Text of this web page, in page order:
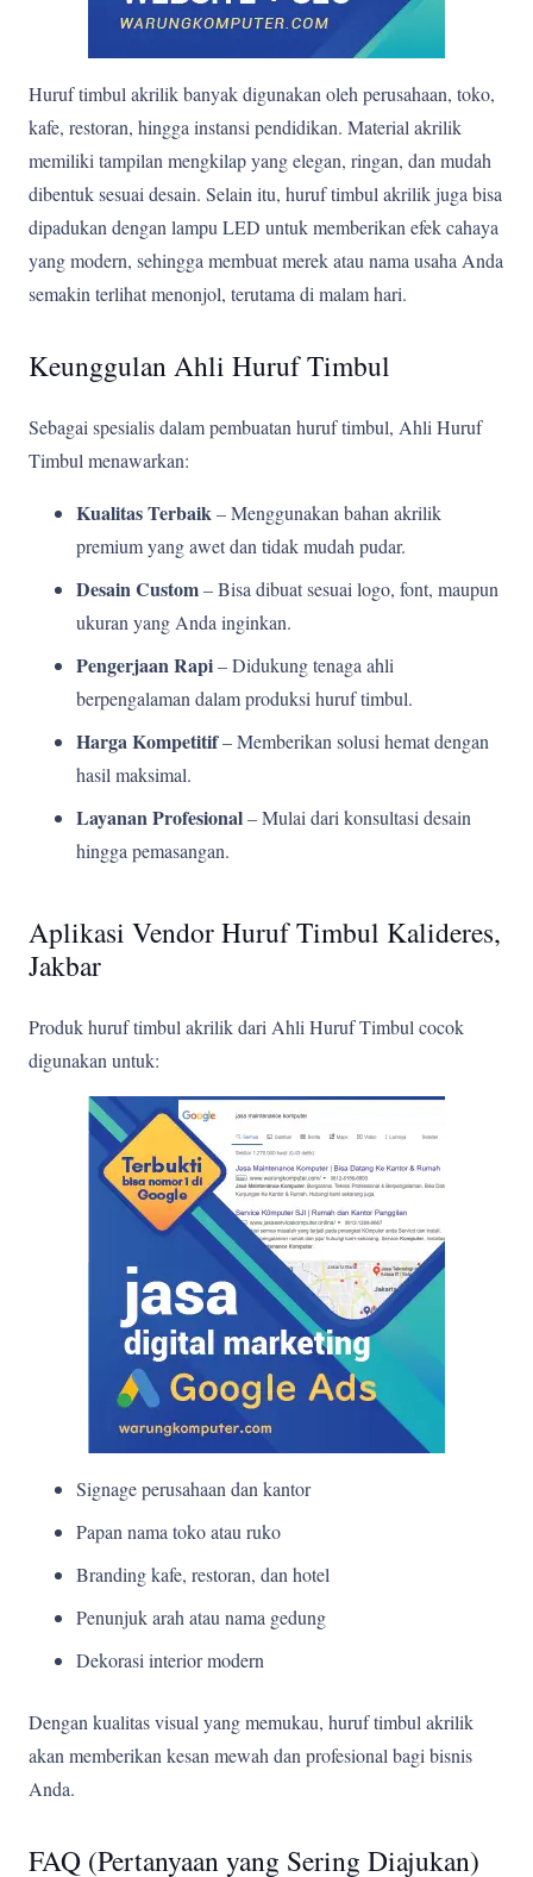
Huruf timbul akrilik banyak digunakan oleh perusahaan, toko,
kafe, restoran, hingga instansi pendidikan. Material akrilik
memiliki tampilan mengkilap yang elegan, ringan, dan mudah
dibentuk sesuai desain. Selain itu, huruf timbul akrilik juga bisa
dipadukan dengan lampu LED untuk memberikan efek cahaya
yang modern, sehingga membuat merek atau nama usaha Anda
semakin terlihat menonjol, terutama di malam hari.
Keunggulan Ahli Huruf Timbul
Sebagai spesialis dalam pembuatan huruf timbul, Ahli Huruf
Timbul menawarkan:
Kualitas Terbaik– Menggunakan bahan akrilik
premium yang awet dan tidak mudah pudar.
Desain Custom– Bisa dibuat sesuai logo, font, maupun
ukuran yang Anda inginkan.
Pengerjaan Rapi– Didukung tenaga ahli
berpengalaman dalam produksi huruf timbul.
Harga Kompetitif– Memberikan solusi hemat dengan
hasil maksimal.
Layanan Profesional– Mulai dari konsultasi desain
hingga pemasangan.
Aplikasi Vendor Huruf Timbul Kalideres,
Jakbar
Produk huruf timbul akrilik dari Ahli Huruf Timbul cocok
digunakan untuk:
Signage perusahaan dan kantor
Papan nama toko atau ruko
Branding kafe, restoran, dan hotel
Penunjuk arah atau nama gedung
Dekorasi interior modern
Dengan kualitas visual yang memukau, huruf timbul akrilik
akan memberikan kesan mewah dan profesional bagi bisnis
Anda.
FAQ (Pertanyaan yang Sering Diajukan)